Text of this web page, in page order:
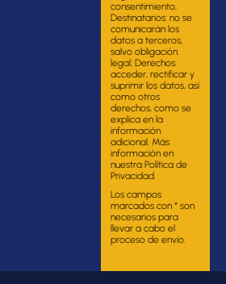
consentimiento;
Destinatarios: no se
comunicarán los
datos a terceros,
salvo obligación
legal; Derechos:
acceder, rectificar y
suprimir los datos, así
como otros
derechos, como se
explica en la
información
adicional. Más
información en
nuestra Política de
Privacidad.
Los campos
marcados con * son
necesarios para
llevar a cabo el
proceso de envío.